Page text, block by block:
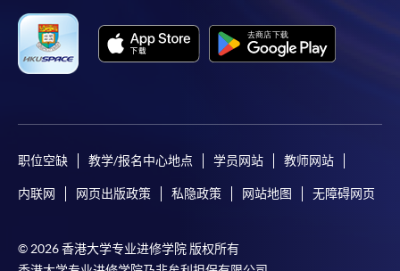
职位空缺 教学/报名中心地点 学员网站 教师网站
内联网 网页出版政策 私隐政策 网站地图 无障碍网页
© 2026 香港大学专业进修学院 版权所有